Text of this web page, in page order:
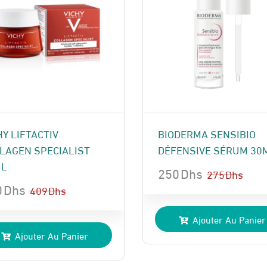
LIFTACTIV
SPECIALIST
409Dhs
Dhs
Ajouter Au Panier
BIODERMA SENSIBIO
DÉFENSIVE SÉRUM
275Dhs
prix
initial
était :
250Dhs
prix
actuel
est :
Ajouter Au Panier